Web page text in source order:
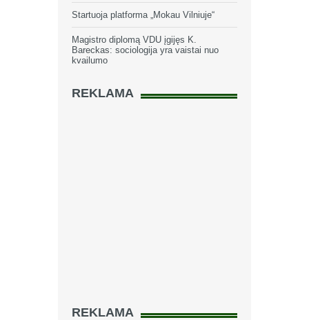
Startuoja platforma „Mokau Vilniuje“
Magistro diplomą VDU įgijęs K.
Bareckas: sociologija yra vaistai nuo
kvailumo
REKLAMA
REKLAMA